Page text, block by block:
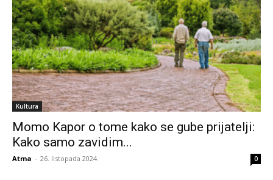
Kultura
Momo Kapor o tome kako se gube prijatelji:
Kako samo zavidim...
Atma - 26. listopada 2024. 0